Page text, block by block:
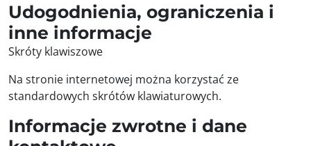
Udogodnienia, ograniczenia i
inne informacje
Skróty klawiszowe
Na stronie internetowej można korzystać ze
standardowych skrótów klawiaturowych.
Informacje zwrotne i dane